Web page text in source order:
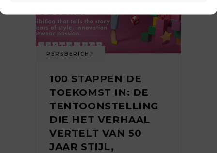
PERSBERICHT
100 STAPPEN DE
TOEKOMST IN: DE
TENTOONSTELLING
DIE HET VERHAAL
VERTELT VAN 50
JAAR STIJL,